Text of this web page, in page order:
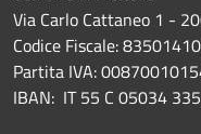
Via Carlo Cattaneo 1 -
Codice Fiscale:
Partita IVA:
IBAN: IT 55 C 05034